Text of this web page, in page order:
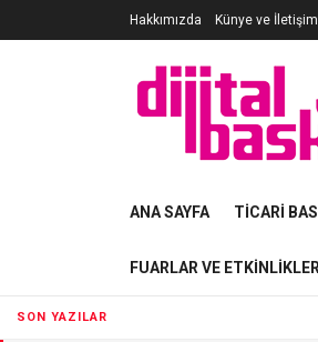
SON YAZILAR
Hakkımızda Künye ve İletişim
ANA SAYFA TICARI
FUARLAR VE ETKINLIKLER